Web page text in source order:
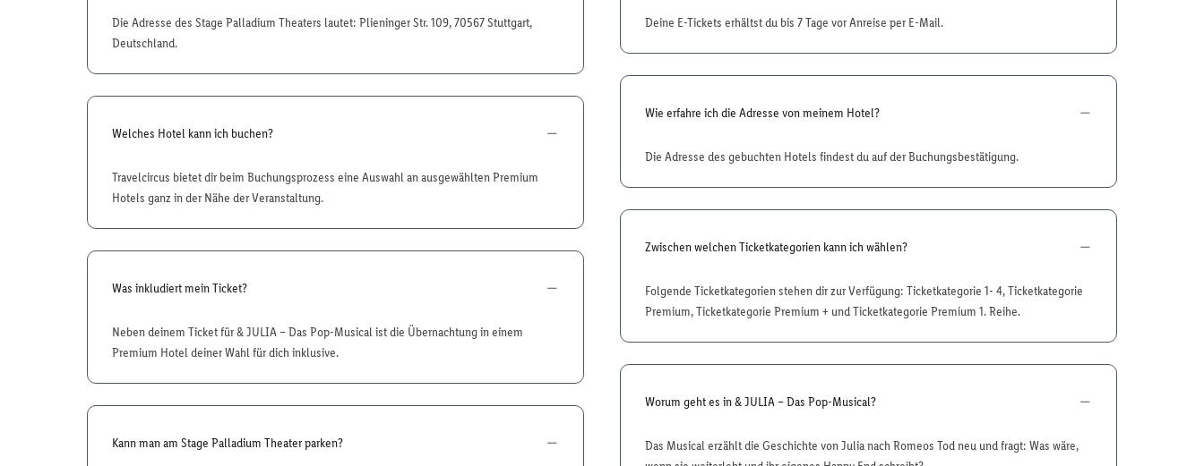
Die Adresse des Stage Palladium Theaters lautet: Plieninger Str. 109, 70567 Stuttgart,
Deutschland.
Welches Hotel kann ich buchen?
Travelcircus bietet dir beim Buchungsprozess eine Auswahl an ausgewählten Premium
Hotels ganz in der Nähe der Veranstaltung.
Was inkludiert mein Ticket?
Neben deinem Ticket für & JULIA – Das Pop-Musical ist die Übernachtung in einem
Premium Hotel deiner Wahl für dich inklusive.
Kann man am Stage Palladium Theater parken?
Deine E-Tickets erhältst du bis 7 Tage vor Anreise per E-Mail.
Wie erfahre ich die Adresse von meinem Hotel?
Die Adresse des gebuchten Hotels findest du auf der Buchungsbestätigung.
Zwischen welchen Ticketkategorien kann ich wählen?
Folgende Ticketkategorien stehen dir zur Verfügung: Ticketkategorie 1- 4, Ticketkategorie
Premium, Ticketkategorie Premium + und Ticketkategorie Premium 1. Reihe.
Worum geht es in & JULIA – Das Pop-Musical?
Das Musical erzählt die Geschichte von Julia nach Romeos Tod neu und fragt: Was wäre,